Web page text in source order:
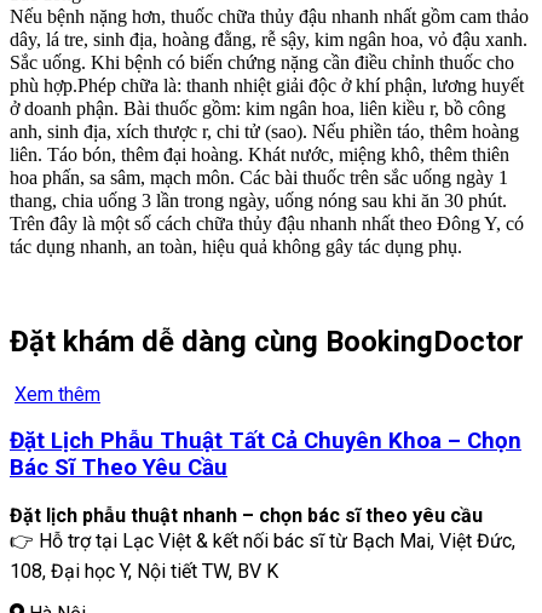
Nếu bệnh nặng hơn, thuốc chữa thủy đậu nhanh nhất gồm cam thảo
dây, lá tre, sinh địa, hoàng đằng, rễ sậy, kim ngân hoa, vỏ đậu xanh.
Sắc uống. Khi bệnh có biến chứng nặng cần điều chỉnh thuốc cho
phù hợp.Phép chữa là: thanh nhiệt giải độc ở khí phận, lương huyết
ở doanh phận. Bài thuốc gồm: kim ngân hoa, liên kiều r, bồ công
anh, sinh địa, xích thược r, chi tử (sao). Nếu phiền táo, thêm hoàng
liên. Táo bón, thêm đại hoàng. Khát nước, miệng khô, thêm thiên
hoa phấn, sa sâm, mạch môn. Các bài thuốc trên sắc uống ngày 1
thang, chia uống 3 lần trong ngày, uống nóng sau khi ăn 30 phút.
Trên đây là một số cách chữa thủy đậu nhanh nhất theo Đông Y, có
tác dụng nhanh, an toàn, hiệu quả không gây tác dụng phụ.
Đặt khám dễ dàng cùng BookingDoctor
Xem thêm
Đặt Lịch Phẫu Thuật Tất Cả Chuyên Khoa – Chọn
Bác Sĩ Theo Yêu Cầu
Đặt lịch phẫu thuật nhanh – chọn bác sĩ theo yêu cầu
👉 Hỗ trợ tại Lạc Việt & kết nối bác sĩ từ Bạch Mai, Việt Đức,
108, Đại học Y, Nội tiết TW, BV K